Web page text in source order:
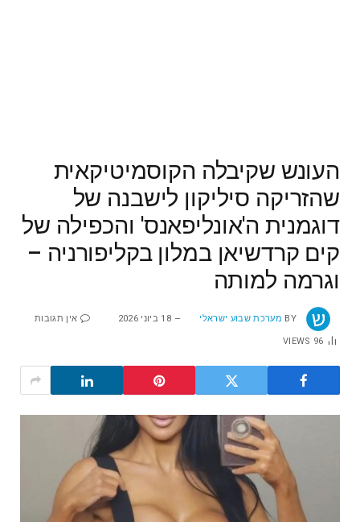
העונש שקיבלה הקוסמיטיקאית
שהזריקה סיליקון לישבנה של
דוגמנית ה'אונליפאנס' והכפילה של
קים קרדשיאן במלון בקליפורניה –
וגרמה למותה
BY מערכת שבוע ישראלי 18 ביוני 2026 אין תגובות
96
VIEWS